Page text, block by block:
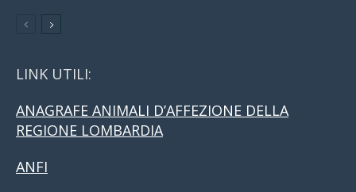
LINK UTILI:
ANAGRAFE ANIMALI D’AFFEZIONE DELLA
REGIONE LOMBARDIA
ANFI